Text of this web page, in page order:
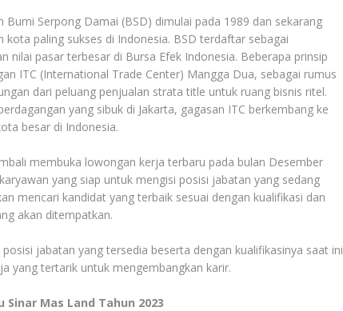
Bumi Serpong Damai (BSD) dimulai pada 1989 dan sekarang
kota paling sukses di Indonesia. BSD terdaftar sebagai
nilai pasar terbesar di Bursa Efek Indonesia. Beberapa prinsip
ITC (International Trade Center) Mangga Dua, sebagai rumus
dari peluang penjualan strata title untuk ruang bisnis ritel.
yang sibuk di Jakarta, gagasan ITC berkembang ke
besar di Indonesia.
membuka lowongan kerja terbaru pada bulan Desember
yang siap untuk mengisi posisi jabatan yang sedang
mencari kandidat yang terbaik sesuai dengan kualifikasi dan
akan ditempatkan.
jabatan yang tersedia beserta dengan kualifikasinya saat ini
yang tertarik untuk mengembangkan karir.
Mas Land Tahun 2023